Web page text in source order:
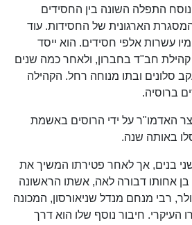
התפלה השונה בין החסידים
הארגונית של החסידות. עוד
עשרות אלפי חסידים. הוא ייסד
ה'תר"א 1841 את קהילת חב"ד בחברון, ולאחר כמה שנים
סלונים ובתו מנוחה רחל. הקהילה
ברוסיה.
האדמו"ר על ידי הרוסים באשמת
באותה שנה.
שני בנים, אך לאחר פטירתו המשיך את
אחותו דבורה לאה, אשתו הראשונה
רבי מנחם מנדל שניאורסון, המכונה
חיבור נוסף שלו הוא דרך